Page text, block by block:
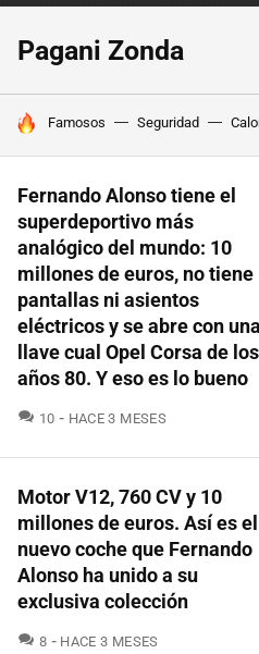
Pagani Zonda
HOY SE HABLA DE
Famosos Seguridad
Fernando Alonso tiene el
superdeportivo más
analógico del mundo: 10
millones de euros, no tiene
pantallas ni asientos
eléctricos y se abre con una
llave cual Opel Corsa de los
años 80. Y eso es lo bueno
10 COMENTARIOS
HACE 3 MESES
Motor V12, 760 CV y 10
millones de euros. Así es el
nuevo coche que Fernando
Alonso ha unido a su
exclusiva colección
8 COMENTARIOS
HACE 3 MESES